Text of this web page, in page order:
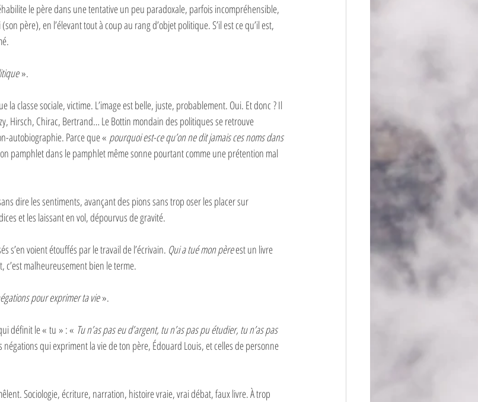
le père dans une tentative un peu paradoxale, parfois incompréhensible,
père), en l’élevant tout à coup au rang d’objet politique. S’il est ce qu’il est,
».
classe sociale, victime. L’image est belle, juste, probablement. Oui. Et donc ? Il
Hirsch, Chirac, Bertrand… Le Bottin mondain des politiques se retrouve
autobiographie. Parce que « pourquoi est-ce qu’on ne dit jamais ces noms dans
pamphlet dans le pamphlet même sonne pourtant comme une prétention mal
dire les sentiments, avançant des pions sans trop oser les placer sur
et les laissant en vol, dépourvus de gravité.
s’en voient étouffés par le travail de l’écrivain. Qui a tué mon père est un livre
c’est malheureusement bien le terme.
pour exprimer ta vie ».
définit le « tu » : « Tu n’as pas eu d’argent, tu n’as pas pu étudier, tu n’as pas
négations qui expriment la vie de ton père, Édouard Louis, et celles de personne
Sociologie, écriture, narration, histoire vraie, vrai débat, faux livre. À trop